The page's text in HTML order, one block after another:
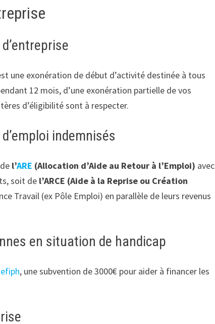
une exonération de début d’activité destinée à tous
12 mois, d’une exonération partielle de vos
d’éligibilité sont à respecter.
indemnisés
l’ARE (Allocation d’Aide au Retour à l’Emploi) avec
soit de l’ARCE (Aide à la Reprise ou Création
Travail (ex Pôle Emploi) en parallèle de leurs revenus
en situation de handicap
, une subvention de 3000€ pour aider à financer les